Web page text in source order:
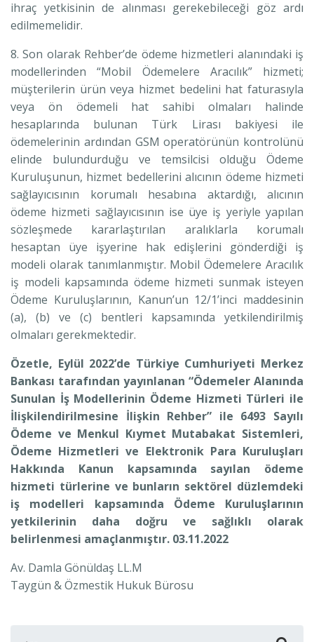
ihraç yetkisinin de alınması gerekebileceği göz ardı
edilmemelidir.
8. Son olarak Rehber’de ödeme hizmetleri alanındaki iş
modellerinden “Mobil Ödemelere Aracılık” hizmeti;
müşterilerin ürün veya hizmet bedelini hat faturasıyla
veya ön ödemeli hat sahibi olmaları halinde
hesaplarında bulunan Türk Lirası bakiyesi ile
ödemelerinin ardından GSM operatörünün kontrolünü
elinde bulundurduğu ve temsilcisi olduğu Ödeme
Kuruluşunun, hizmet bedellerini alıcının ödeme hizmeti
sağlayıcısının korumalı hesabına aktardığı, alıcının
ödeme hizmeti sağlayıcısının ise üye iş yeriyle yapılan
sözleşmede kararlaştırılan aralıklarla korumalı
hesaptan üye işyerine hak edişlerini gönderdiği iş
modeli olarak tanımlanmıştır. Mobil Ödemelere Aracılık
iş modeli kapsamında ödeme hizmeti sunmak isteyen
Ödeme Kuruluşlarının, Kanun’un 12/1’inci maddesinin
(a), (b) ve (c) bentleri kapsamında yetkilendirilmiş
olmaları gerekmektedir.
Özetle, Eylül 2022’de Türkiye Cumhuriyeti Merkez
Bankası tarafından yayınlanan “Ödemeler Alanında
Sunulan İş Modellerinin Ödeme Hizmeti Türleri ile
İlişkilendirilmesine İlişkin Rehber” ile 6493 Sayılı
Ödeme ve Menkul Kıymet Mutabakat Sistemleri,
Ödeme Hizmetleri ve Elektronik Para Kuruluşları
Hakkında Kanun kapsamında sayılan ödeme
hizmeti türlerine ve bunların sektörel düzlemdeki
iş modelleri kapsamında Ödeme Kuruluşlarının
yetkilerinin daha doğru ve sağlıklı olarak
belirlenmesi amaçlanmıştır. 03.11.2022
Av. Damla Gönüldaş LL.M
Taygün & Özmestik Hukuk Bürosu